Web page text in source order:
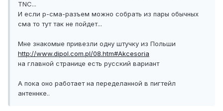
TNC...
И если р-сма-разъем можно собрать из пары обычных
сма то тут так не пойдет...
Мне знакомые привезли одну штучку из Польши
http://www.dipol.com.pl/08.htm#Akcesoria
на главной странице есть русский вариант
А пока оно работает на переделанной в пигтейл
антеннке..